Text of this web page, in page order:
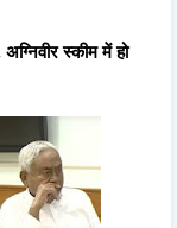
स्कीम में हो